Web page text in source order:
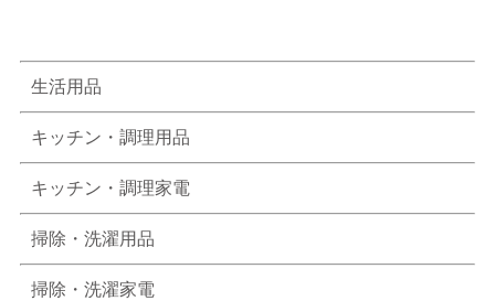
生活用品
キッチン・調理用品
キッチン・調理家電
掃除・洗濯用品
掃除・洗濯家電